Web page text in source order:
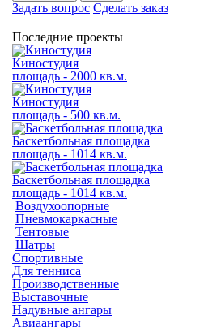
Задать вопрос Сделать заказ
Последние проекты
Киностудия
площадь - 2000 кв.м.
Киностудия
площадь - 500 кв.м.
Баскетбольная площадка
площадь - 1014 кв.м.
Баскетбольная площадка
площадь - 1014 кв.м.
Воздухоопорные
Пневмокаркасные
Тентовые
Шатры
Спортивные
Для тенниса
Производственные
Выставочные
Надувные ангары
Авиаангары